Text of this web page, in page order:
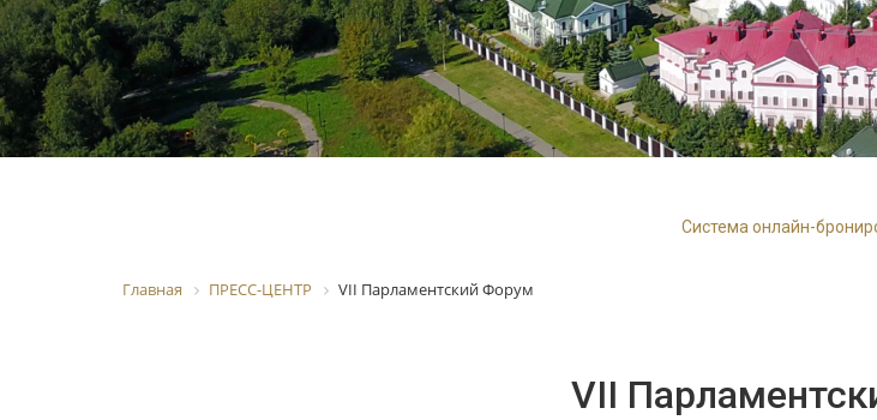
Система онлайн-
Главная ПРЕСС-ЦЕНТР VII Парламентский Форум
VII